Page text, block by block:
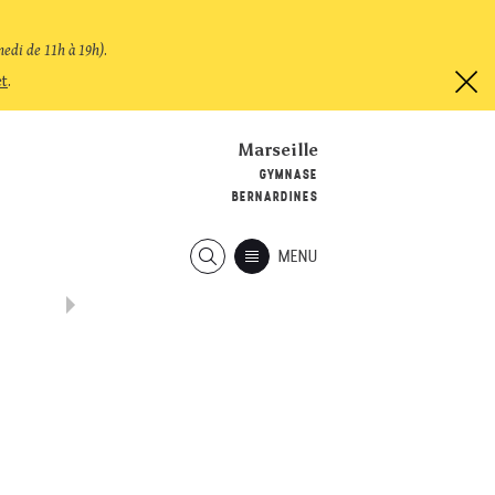
de 11h à 19h).
.
Marseille
GYMNASE
BERNARDINES
MENU